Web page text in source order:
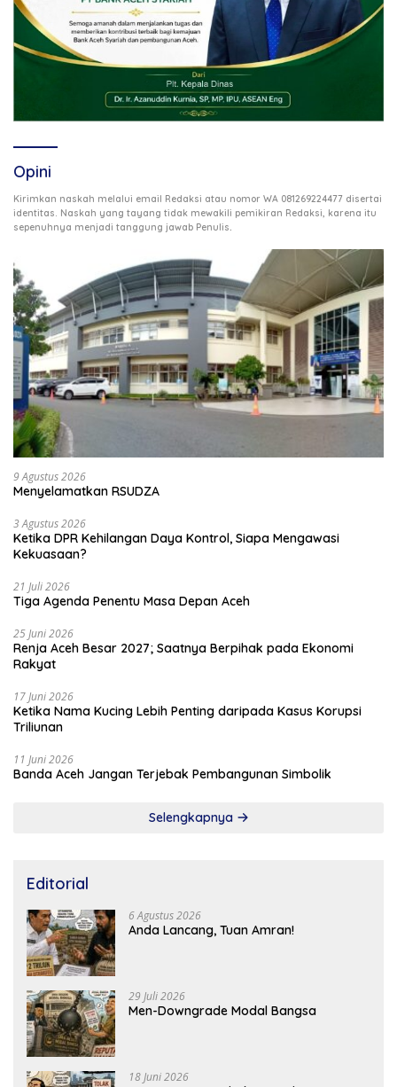
Opini
Kirimkan naskah melalui email Redaksi atau nomor WA 081269224477 disertai
identitas. Naskah yang tayang tidak mewakili pemikiran Redaksi, karena itu
sepenuhnya menjadi tanggung jawab Penulis
9 Agustus 2026
Menyelamatkan RSUDZA
3 Agustus 2026
Ketika DPR Kehilangan Daya Kontrol, Siapa Mengawasi
Kekuasaan?
21 Juli 2026
Tiga Agenda Penentu Masa Depan Aceh
25 Juni 2026
Renja Aceh Besar 2027; Saatnya Berpihak pada Ekonomi
Rakyat
17 Juni 2026
Ketika Nama Kucing Lebih Penting daripada Kasus Korupsi
Triliunan
11 Juni 2026
Banda Aceh Jangan Terjebak Pembangunan Simbolik
Selengkapnya
Editorial
6 Agustus 2026
Anda Lancang, Tuan Amran!
29 Juli 2026
Men-Downgrade Modal Bangsa
18 Juni 2026